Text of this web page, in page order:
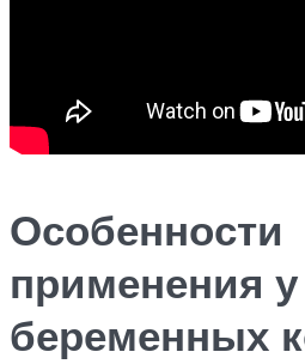
Особенности
применения у
беременных